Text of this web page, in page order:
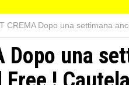
CREMA Dopo una settimana
Dopo una